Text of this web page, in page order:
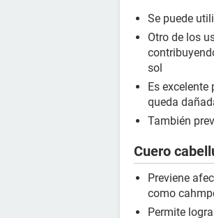
Se puede
Otro de los
sol
Es
queda
También
Cuero
Previene
como
Permite